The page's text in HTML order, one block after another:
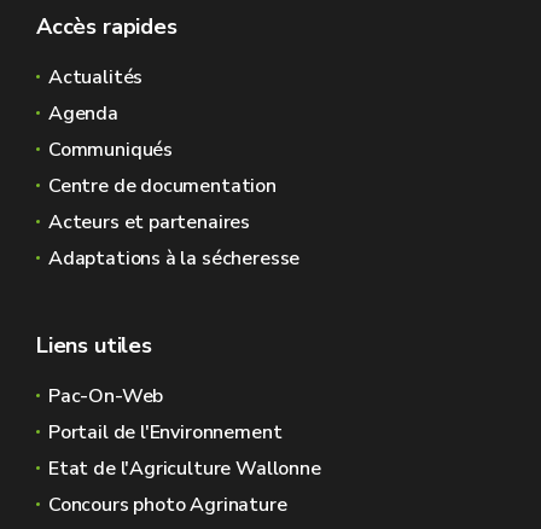
Accès rapides
Actualités
Agenda
Communiqués
Centre de documentation
Acteurs et partenaires
Adaptations à la sécheresse
Liens utiles
Pac-On-Web
Portail de l'Environnement
Etat de l'Agriculture Wallonne
Concours photo Agrinature